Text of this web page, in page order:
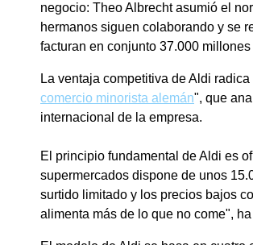
negocio: Theo Albrecht asumió el
hermanos siguen colaborando y se
facturan en conjunto 37.000
La ventaja competitiva de Aldi
comercio minorista alemán", que
internacional de la empresa.
El principio fundamental de Aldi es
supermercados dispone de unos
surtido limitado y los precios bajos
alimenta más de lo que no come",